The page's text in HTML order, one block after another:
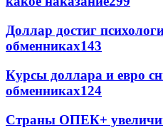
Доллар достиг
обменниках143
Курсы доллара и евро
обменниках124
Страны ОПЕК+